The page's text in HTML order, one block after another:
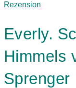
Rezension
Everly.
Himmels
Sprenger